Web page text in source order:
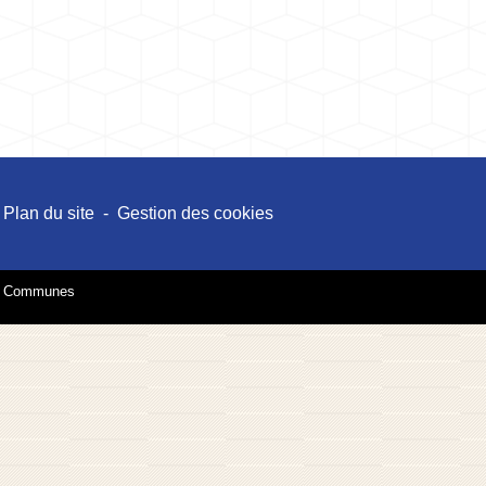
Plan du site - Gestion des cookies